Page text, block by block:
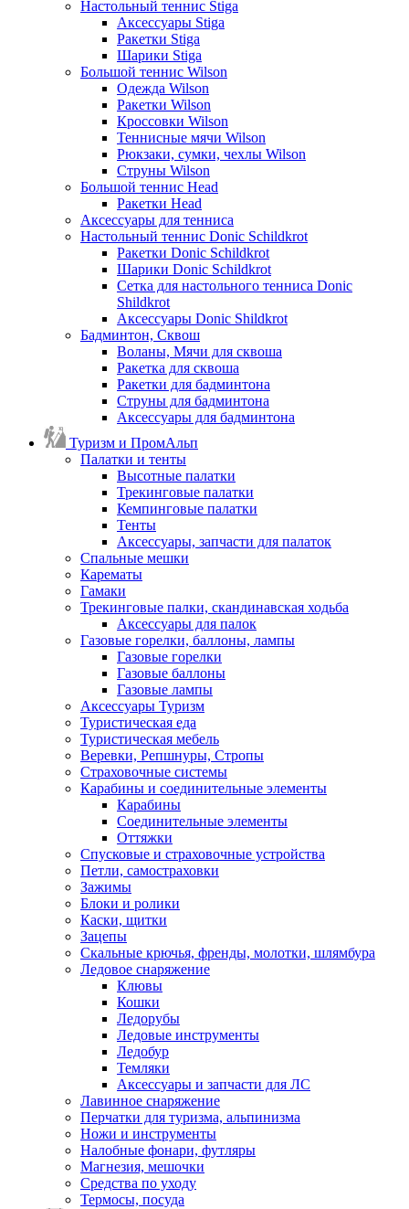
Настольный теннис Stiga
Аксессуары Stiga
Ракетки Stiga
Шарики Stiga
Большой теннис Wilson
Одежда Wilson
Ракетки Wilson
Кроссовки Wilson
Теннисные мячи Wilson
Рюкзаки, сумки, чехлы Wilson
Струны Wilson
Большой теннис Head
Ракетки Head
Аксессуары для тенниса
Настольный теннис Donic Schildkrot
Ракетки Donic Schildkrot
Шарики Donic Schildkrot
Сетка для настольного тенниса Donic
Shildkrot
Аксессуары Donic Shildkrot
Бадминтон, Сквош
Воланы, Мячи для сквоша
Ракетка для сквоша
Ракетки для бадминтона
Струны для бадминтона
Аксессуары для бадминтона
Туризм и ПромАльп
Палатки и тенты
Высотные палатки
Трекинговые палатки
Кемпинговые палатки
Тенты
Аксессуары, запчасти для палаток
Спальные мешки
Карематы
Гамаки
Трекинговые палки, скандинавская ходьба
Аксессуары для палок
Газовые горелки, баллоны, лампы
Газовые горелки
Газовые баллоны
Газовые лампы
Аксессуары Туризм
Туристическая еда
Туристическая мебель
Веревки, Репшнуры, Стропы
Страховочные системы
Карабины и соединительные элементы
Карабины
Соединительные элементы
Оттяжки
Спусковые и страховочные устройства
Петли, самостраховки
Зажимы
Блоки и ролики
Каски, щитки
Зацепы
Скальные крючья, френды, молотки, шлямбура
Ледовое снаряжение
Клювы
Кошки
Ледорубы
Ледовые инструменты
Ледобур
Темляки
Аксессуары и запчасти для ЛС
Лавинное снаряжение
Перчатки для туризма, альпинизма
Ножи и инструменты
Налобные фонари, футляры
Магнезия, мешочки
Средства по уходу
Термосы, посуда